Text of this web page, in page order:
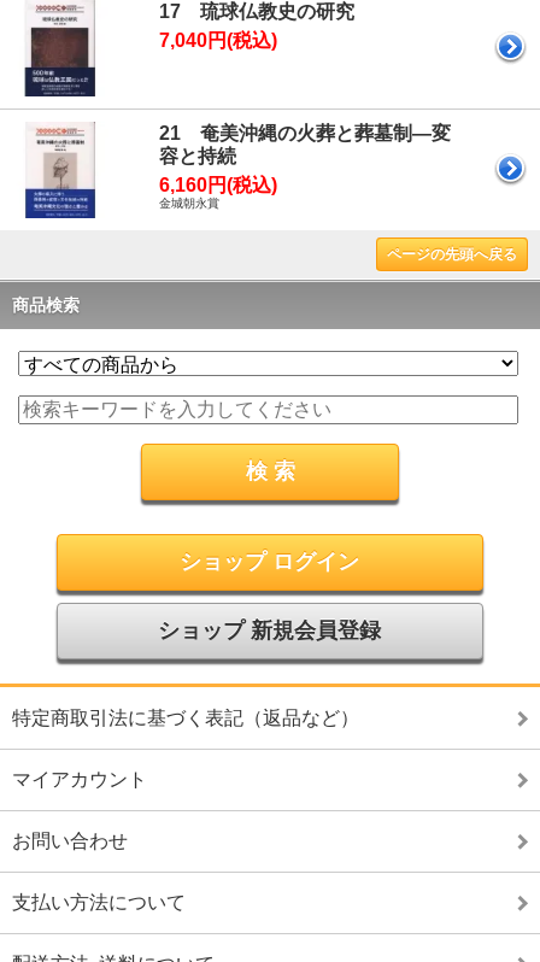
17 琉球仏教史の研究
7,040円(税込)
21 奄美沖縄の火葬と葬墓制―変
容と持続
6,160円(税込)
金城朝永賞
ページの先頭へ戻る
商品検索
ショップ ログイン
ショップ 新規会員登録
特定商取引法に基づく表記（返品など）
マイアカウント
お問い合わせ
支払い方法について